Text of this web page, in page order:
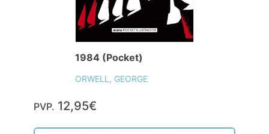
1984 (Pocket)
ORWELL, GEORGE
PVP. 12,95€